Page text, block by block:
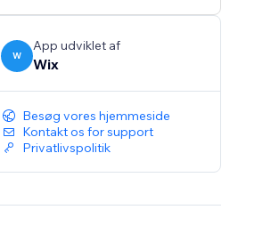
W
App udviklet af
Wix
Besøg vores hjemmeside
Kontakt os for support
Privatlivspolitik